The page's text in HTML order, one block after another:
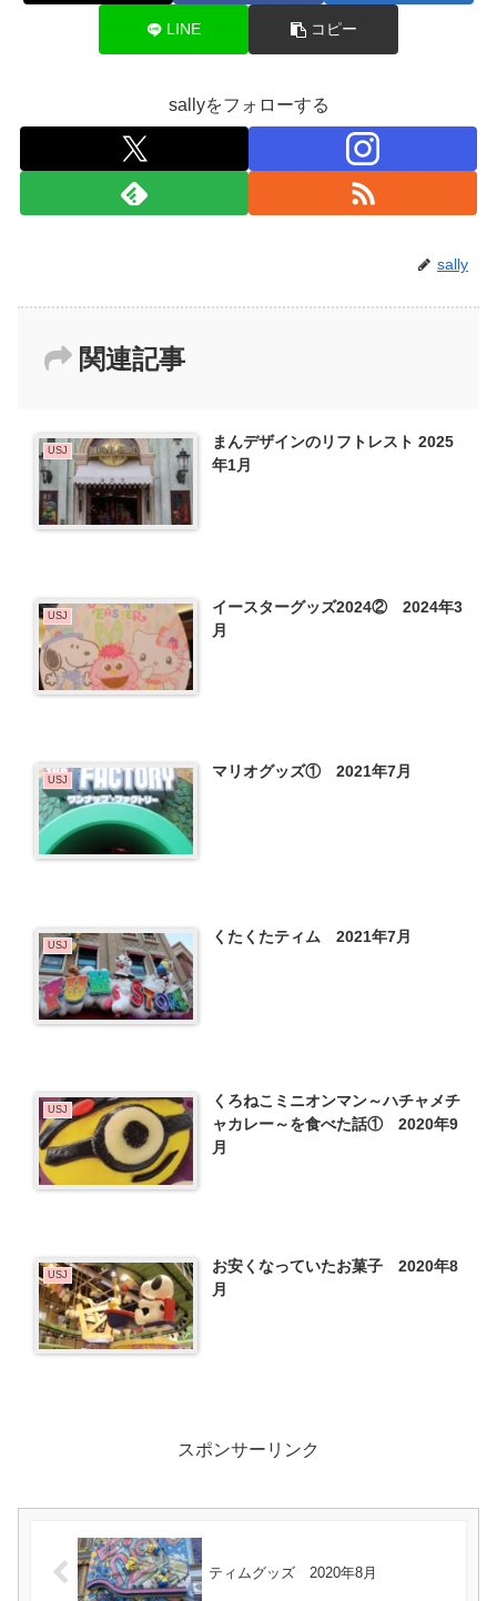
LINE コピー
sallyをフォローする
sally
関連記事
USJ
まんデザインのリフトレスト 2025
年1月
USJ
イースターグッズ2024② 2024年3
月
USJ マリオグッズ① 2021年7月
USJ くたくたティム 2021年7月
USJ
くろねこミニオンマン～ハチャメチ
ャカレー～を食べた話① 2020年9
月
USJ
お安くなっていたお菓子 2020年8
月
スポンサーリンク
ティムグッズ 2020年8月